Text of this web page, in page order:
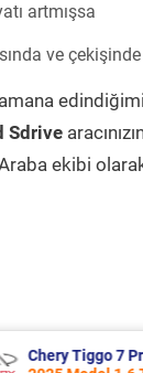
artmışsa
ve
Sdrive
ekibi
Tiggo 7 Pro